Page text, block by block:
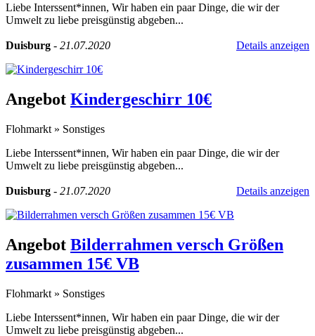
Liebe Interssent*innen, Wir haben ein paar Dinge, die wir der
Umwelt zu liebe preisgünstig abgeben...
Duisburg - 21.07.2020 Details anzeigen
Angebot Kindergeschirr 10€
Flohmarkt » Sonstiges
Liebe Interssent*innen, Wir haben ein paar Dinge, die wir der
Umwelt zu liebe preisgünstig abgeben...
Duisburg - 21.07.2020 Details anzeigen
Angebot Bilderrahmen versch Größen
zusammen 15€ VB
Flohmarkt » Sonstiges
Liebe Interssent*innen, Wir haben ein paar Dinge, die wir der
Umwelt zu liebe preisgünstig abgeben...